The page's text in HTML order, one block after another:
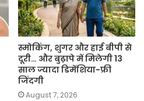
स्मोकिंग, शुगर और हाई बीपी से
दूरी… और बुढ़ापे में मिलेगी 13
साल ज्यादा डिमेंशिया-फ्री
जिंदगी
August 7, 2026